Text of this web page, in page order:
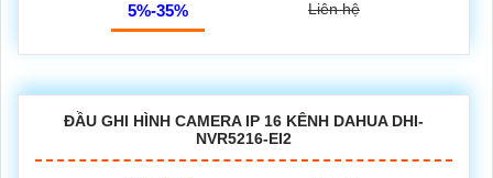
5%-35% Liên hệ
ĐẦU GHI HÌNH CAMERA IP 16 KÊNH DAHUA DHI-
NVR5216-EI2